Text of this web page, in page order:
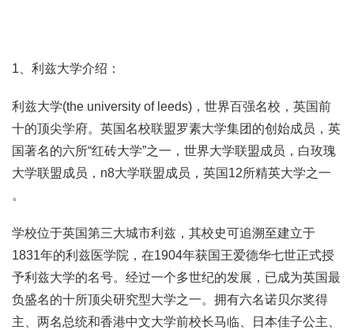
1、利兹大学介绍：
利兹大学(the university of leeds)，世界百强名校，英国前
十的顶尖学府。英国名校联盟罗素大学集团的创始成员，英
国著名的六所“红砖大学”之一，世界大学联盟成员，白玫瑰
大学联盟成员，n8大学联盟成员，英国12所精英大学之一
。
学校位于英国第三大城市利兹，其校史可追溯至建立于
1831年的利兹医学院，在1904年获国王爱德华七世正式授
予利兹大学的名号。经过一个多世纪的发展，已成为英国最
负盛名的十所顶尖研究型大学之一。拥有六名诺贝尔奖得
主、两名总统和香港中文大学前校长马临、日本佳子公主、